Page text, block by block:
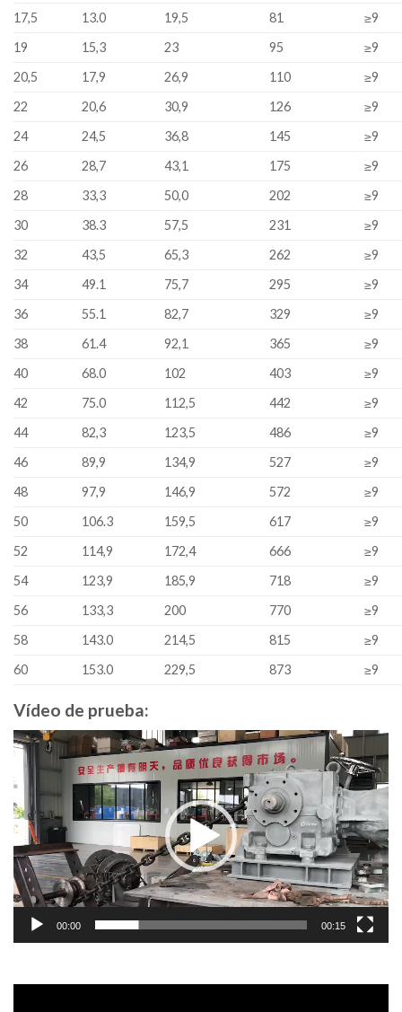
17,5 13.0 19,5 81
≥9
19
15,3 23 95
≥9
20,5
17,9 26,9 110
≥9
22
20,6 30,9 126
≥9
24
24,5 36,8 145
≥9
26
28,7 43,1 175
≥9
28
33,3 50,0 202
≥9
30
38.3 57,5 231
≥9
32
43,5 65,3 262
≥9
34
49.1 75,7 295
≥9
36
55.1 82,7 329
≥9
38
61.4 92,1 365
≥9
40
68.0 102 403
≥9
42
75.0 112,5 442
≥9
44
82,3 123,5 486
≥9
46
89,9 134,9 527
≥9
48
97,9 146,9 572
≥9
50
106.3 159,5 617
≥9
52
114,9 172,4 666
≥9
54
123,9 185,9 718
≥9
56
133,3 200 770
≥9
58
143.0 214,5 815
≥9
60
153.0 229,5 873 ≥9
Vídeo de prueba:
Video
Player
00:00 00:15